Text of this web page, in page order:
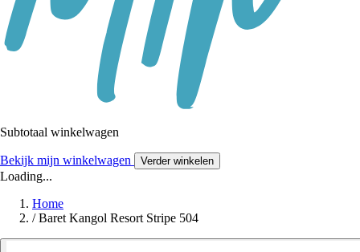
Subtotaal winkelwagen
Bekijk mijn winkelwagen Verder winkelen
Loading...
Home
/ Baret Kangol Resort Stripe 504